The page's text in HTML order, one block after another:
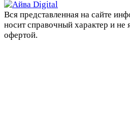
Вся представленная на сайте
носит справочный характер и не
офертой.